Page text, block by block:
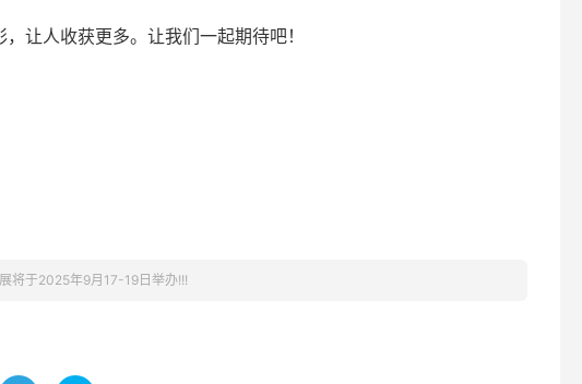
让人收获更多。让我们一起期待吧！
将于2025年9月17-19日举办!!!